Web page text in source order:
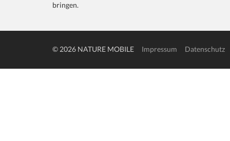
bringen.
© 2026 NATURE MOBILE Impressum Datenschutz